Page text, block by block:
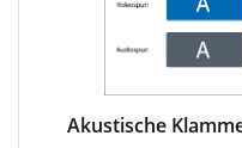
Akustische